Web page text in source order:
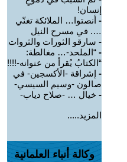
إنسان!
- أنصتوا… الملائكة تغنّي
…. في مسرح النيل
- سارقو الثورات والثروات
- “الملحد-… مغالطة:
“الكتابُ يُقرأ من عنوانه-!!!!
- إشراقة -الأكسجين- في
صالون -وسيم السيسي-
- خيال … -صلاح دياب-
المزيد.....
وكالة أنباء العلمانية